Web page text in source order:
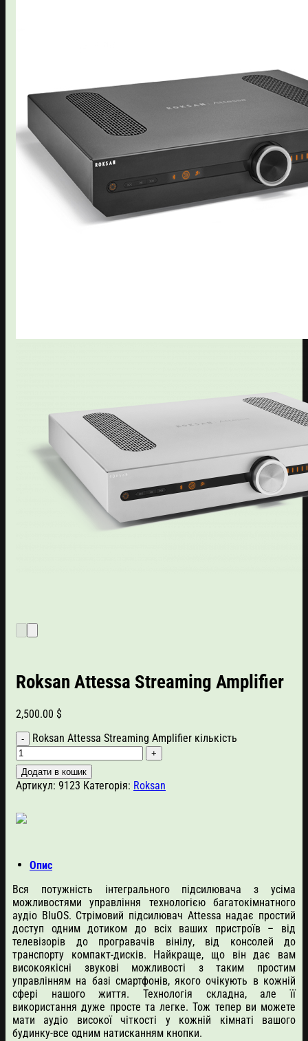
Roksan Attessa Streaming Amplifier
2,500.00 $
Roksan Attessa Streaming Amplifier кількість
Додати в кошик
Артикул: 9123 Категорія: Roksan
Опис
Вся потужність інтегрального підсилювача з усіма
можливостями управління технологією багатокімнатного
аудіо BluOS. Стрімовий підсилювач Attessa надає простий
доступ одним дотиком до всіх ваших пристроїв – від
телевізорів до програвачів вінілу, від консолей до
транспорту компакт-дисків. Найкраще, що він дає вам
високоякісні звукові можливості з таким простим
управлінням на базі смартфонів, якого очікують в кожній
сфері нашого життя. Технологія складна, але її
використання дуже просте та легке. Тож тепер ви можете
мати аудіо високої чіткості у кожній кімнаті вашого
будинку-все одним натисканням кнопки.